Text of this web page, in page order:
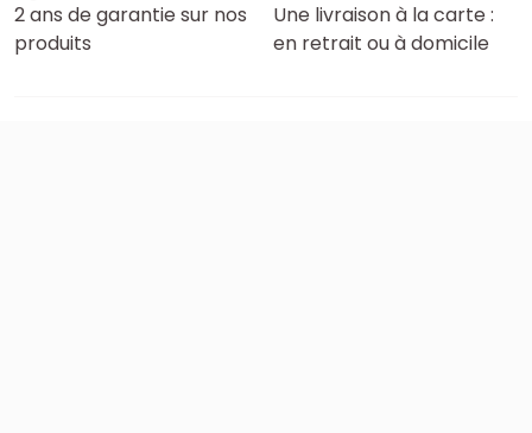
2 ans de garantie sur nos
produits
Une livraison à la carte :
en retrait ou à domicile